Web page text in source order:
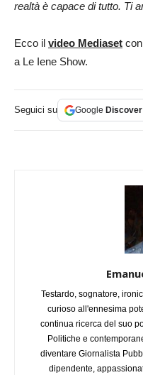
realtà è capace di tutto. Ti
Ecco il video Mediaset
a Le Iene Show.
Seguici su Google Discover
Testardo, sognatore,
curioso all'ennesima
continua ricerca del suo
Politiche e
diventare Giornalista
dipendente,